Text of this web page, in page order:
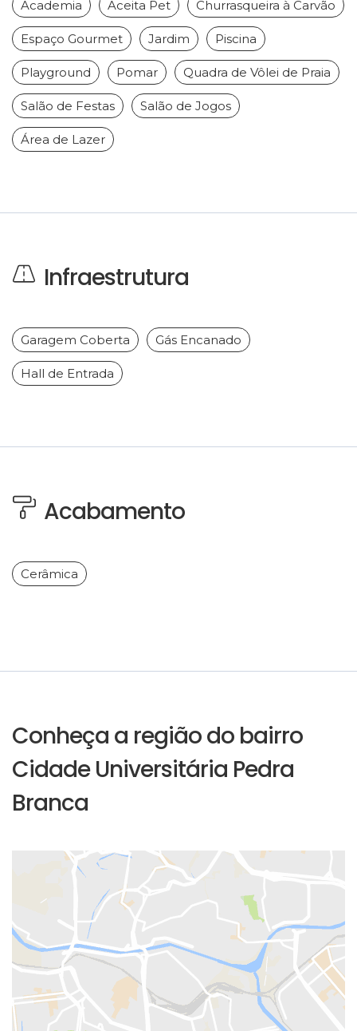
Academia Aceita Pet Churrasqueira à Carvão
Espaço Gourmet Jardim Piscina
Playground Pomar Quadra de Vôlei de Praia
Salão de Festas Salão de Jogos
Área de Lazer
Infraestrutura
Garagem Coberta Gás Encanado
Hall de Entrada
Acabamento
Cerâmica
Conheça a região do bairro
Cidade Universitária Pedra
Branca